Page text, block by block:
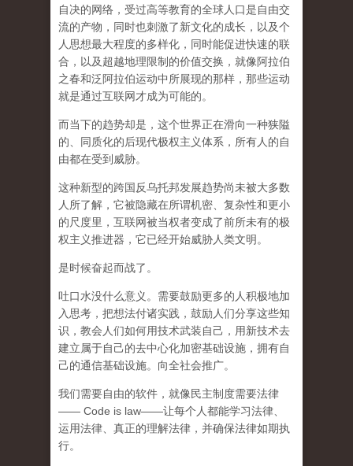
自决的网络，受过高等教育的全球人口是自由交
流的产物，同时也刺激了新文化的成长，以及个
人思想最大程度的多样化，同时能促进快速的联
合，以及超越地理限制的价值交换，就像阿拉伯
之春和泛阿拉伯运动中所展现的那样，那些运动
就是通过互联网才成为可能的。
而当下的趋势却是，这个世界正在滑向一种狭隘
的、同质化的后现代极权主义体系，所有人的自
由都在受到威胁。
这种新型的跨国反乌托邦发展趋势尚未被大多数
人所了解，它被隐藏在所谓机密、复杂性和更小
的尺度里，互联网被当权者变成了前所未有的极
权主义推进器，它已经开始威胁人类文明。
是时候奋起而战了。
吐口水没什么意义。需要鼓励更多的人积极地加
入思考，把想法付诸实践，鼓励人们分享这些知
识，教会人们如何用技术武装自己，用新技术去
建立属于自己的去中心化加密基础设施，拥有自
己的通信基础设施。向全社会推广。
我们需要自由的软件，就像民主制度需要法律
—— Code is law——让每个人都能学习法律、
运用法律、真正的理解法律，并确保法律如期执
行。